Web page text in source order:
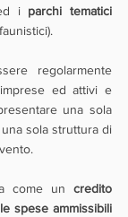
i
regolarmente
ed attivi e
una sola
sola struttura di
come un credito